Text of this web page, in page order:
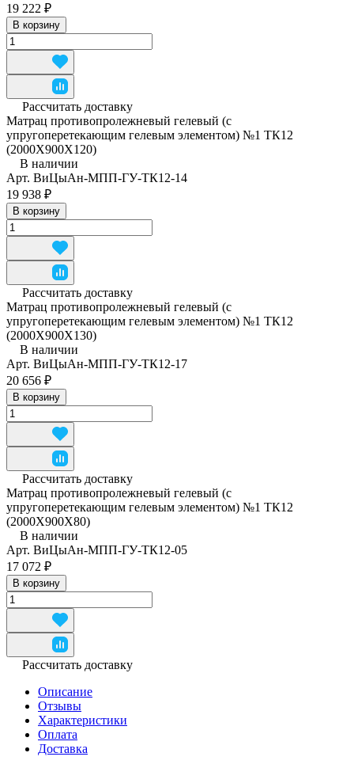
19 222 ₽
В корзину
Рассчитать доставку
Матрац противопролежневый гелевый (с
упругоперетекающим гелевым элементом) №1 ТК12
(2000Х900Х120)
В наличии
Арт. ВиЦыАн-МПП-ГУ-ТК12-14
19 938 ₽
В корзину
Рассчитать доставку
Матрац противопролежневый гелевый (с
упругоперетекающим гелевым элементом) №1 ТК12
(2000Х900Х130)
В наличии
Арт. ВиЦыАн-МПП-ГУ-ТК12-17
20 656 ₽
В корзину
Рассчитать доставку
Матрац противопролежневый гелевый (с
упругоперетекающим гелевым элементом) №1 ТК12
(2000Х900Х80)
В наличии
Арт. ВиЦыАн-МПП-ГУ-ТК12-05
17 072 ₽
В корзину
Рассчитать доставку
Описание
Отзывы
Характеристики
Оплата
Доставка